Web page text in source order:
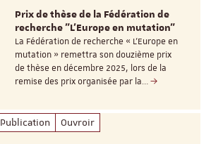
Prix de thèse de la Fédération de
recherche "L’Europe en mutation"
La Fédération de recherche « L’Europe en
mutation » remettra son douzième prix
de thèse en décembre 2025, lors de la
remise des prix organisée par la…
Publication Ouvroir